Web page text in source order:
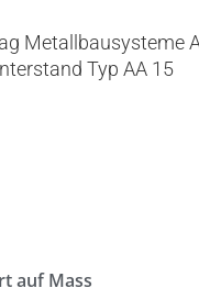
auf Mass